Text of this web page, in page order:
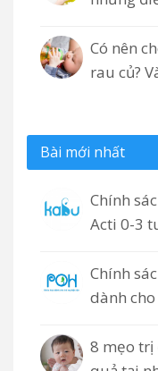
Có nên
rau củ?
Bài mới nhất
Chính
Acti 0-3
Chính
dành
8 mẹo trị